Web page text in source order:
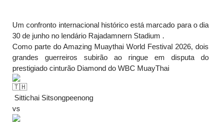
Um confronto internacional histórico está marcado para o dia
30 de junho no lendário Rajadamnern Stadium .
Como parte do Amazing Muaythai World Festival 2026, dois
grandes guerreiros subirão ao ringue em disputa do
prestigiado cinturão Diamond do WBC MuayThai
Sittichai Sitsongpeenong
vs